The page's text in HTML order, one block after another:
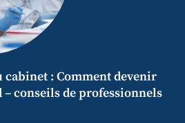
cabinet : Comment devenir
– conseils de professionnels